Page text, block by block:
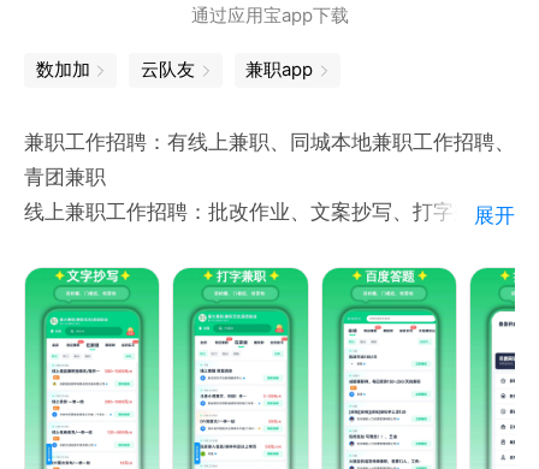
所有用户数据多重保护，保障用户权利，确保仅作招聘
万元的求职保障。
【客服响应】
客服小姐姐365*16小时在线处理您在兼职过程中出现
的任何问题，24小时内极速处理，帮您解决所有问
题。
通过应用宝app下载
数加加 云队友 兼职app
兼职工作招聘：有线上兼职、同城本地兼职工作招聘、
青团兼职
线上兼职工作招聘：批改作业、文案抄写、打字兼职录
日结兼职招聘：兼职日结
工作赚米：为满足用户长期副业需求，平台联合国内头
部机构推出PS修图、PR剪辑Python编程、JAVA编
程、配音播音、插画创作、自媒体运营、等十几种技能
工作
同城兼职：兼职群，一键加群，找群、各种兼职群、副
展开